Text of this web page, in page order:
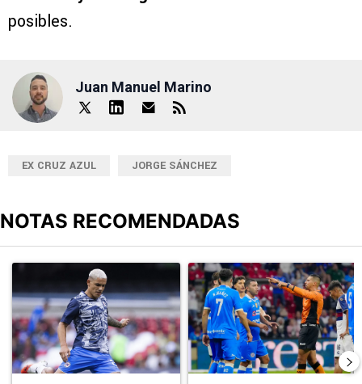
posibles.
Juan Manuel Marino
EX CRUZ AZUL JORGE SÁNCHEZ
NOTAS RECOMENDADAS
Un artículo de tendencia con el título "Revelan un detalle clave
Un artículo de tendencia con el